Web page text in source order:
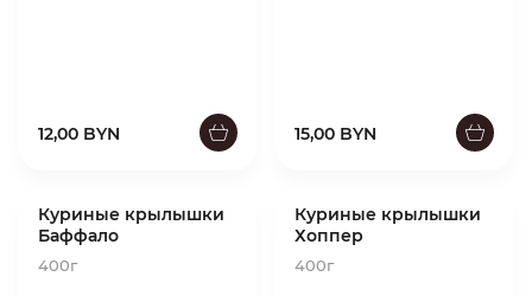
12,00 BYN 15,00 BYN
Куриные крылышки
Баффало
400г
Куриные крылышки
Хоппер
400г